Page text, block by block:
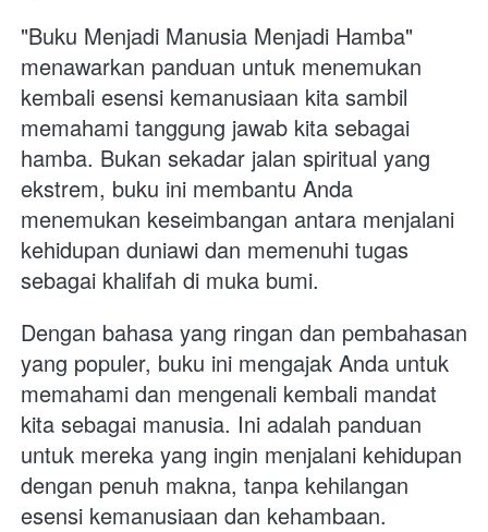
"Buku Menjadi Manusia Menjadi Hamba"
menawarkan panduan untuk menemukan
kembali esensi kemanusiaan kita sambil
memahami tanggung jawab kita sebagai
hamba. Bukan sekadar jalan spiritual yang
ekstrem, buku ini membantu Anda
menemukan keseimbangan antara menjalani
kehidupan duniawi dan memenuhi tugas
sebagai khalifah di muka bumi.
Dengan bahasa yang ringan dan pembahasan
yang populer, buku ini mengajak Anda untuk
memahami dan mengenali kembali mandat
kita sebagai manusia. Ini adalah panduan
untuk mereka yang ingin menjalani kehidupan
dengan penuh makna, tanpa kehilangan
esensi kemanusiaan dan kehambaan.